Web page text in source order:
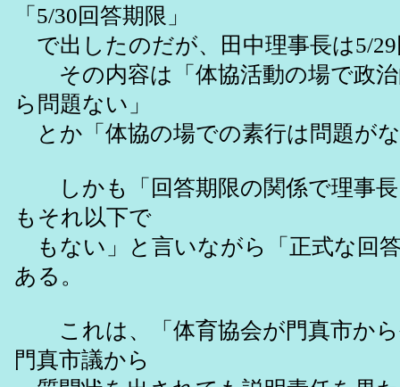
「5/30回答期限」
で出したのだが、田中理事長は5/
その内容は「体協活動の場で政治
ら問題ない」
とか「体協の場での素行は問題が
しかも「回答期限の関係で理事長
もそれ以下で
もない」と言いながら「正式な回
ある。
これは、「体育協会が門真市から
門真市議から